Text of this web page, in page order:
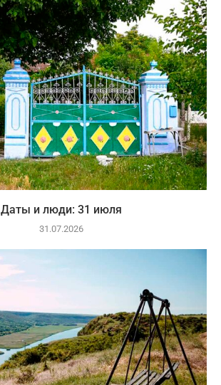
Даты и люди: 31 июля
31.07.2026